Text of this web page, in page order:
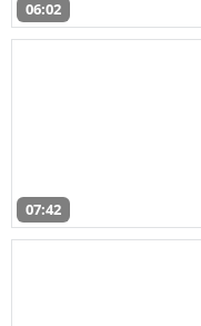
06:02
07:42